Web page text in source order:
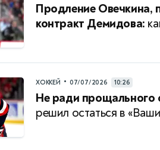
Продление Овечкина,
контракт Демидова:
ХОККЕЙ • 07/07/2026 10:26
Не ради прощального
решил остаться в